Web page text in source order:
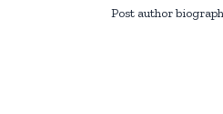
Post author